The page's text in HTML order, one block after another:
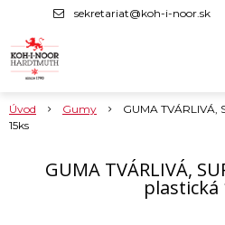
sekretariat@koh-i-noor.sk
Úvod Gumy
GUMA TVÁRLIVÁ,
15ks
GUMA TVÁRLIVÁ,
plastická